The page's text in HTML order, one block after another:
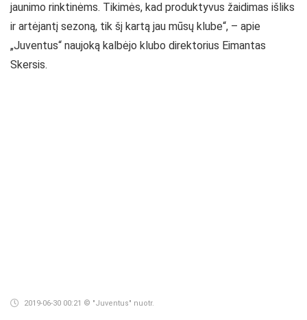
jaunimo rinktinėms. Tikimės, kad produktyvus žaidimas išliks
ir artėjantį sezoną, tik šį kartą jau mūsų klube“, – apie
„Juventus“ naujoką kalbėjo klubo direktorius Eimantas
Skersis.
2019-06-30 00:21 © "Juventus" nuotr.